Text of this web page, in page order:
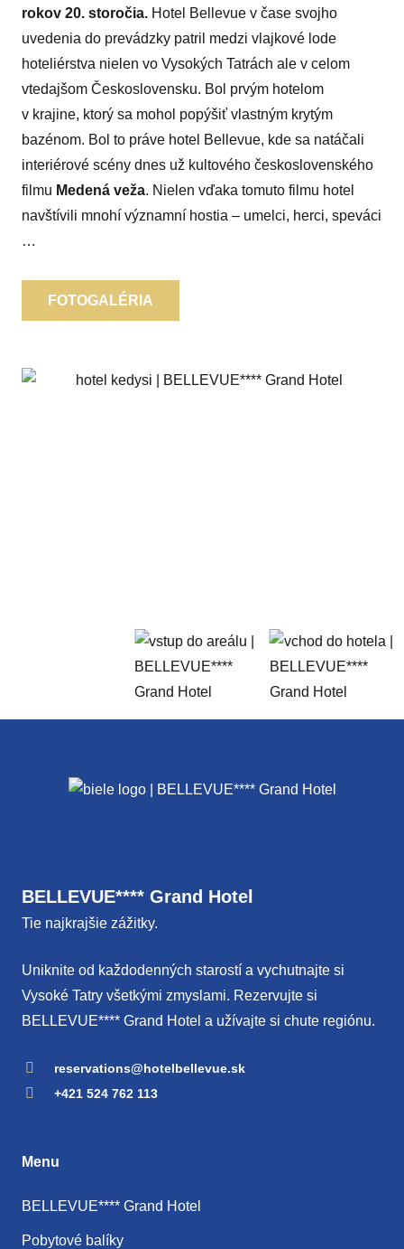
rokov 20. storočia. Hotel Bellevue v čase svojho
uvedenia do prevádzky patril medzi vlajkové lode
hoteliérstva nielen vo Vysokých Tatrách ale v celom
vtedajšom Československu. Bol prvým hotelom
v krajine, ktorý sa mohol popýšiť vlastným krytým
bazénom. Bol to práve hotel Bellevue, kde sa natáčali
interiérové scény dnes už kultového československého
filmu Medená veža. Nielen vďaka tomuto filmu hotel
navštívili mnohí významní hostia – umelci, herci, speváci
…
FOTOGALÉRIA
BELLEVUE**** Grand Hotel
Tie najkrajšie zážitky.
Uniknite od každodenných starostí a vychutnajte si
Vysoké Tatry všetkými zmyslami. Rezervujte si
BELLEVUE**** Grand Hotel a užívajte si chute regiónu.
reservations@hotelbellevue.sk
+421 524 762 113
Menu
BELLEVUE**** Grand Hotel
Pobytové balíky